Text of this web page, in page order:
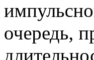
очередь,